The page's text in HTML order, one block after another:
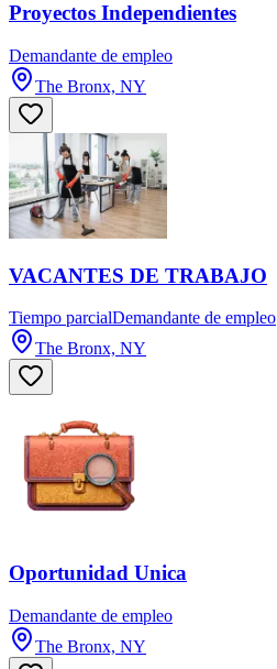
Proyectos Independientes
Demandante de empleo
The Bronx, NY
VACANTES DE TRABAJO
Tiempo parcialDemandante de empleo
The Bronx, NY
Oportunidad Unica
Demandante de empleo
The Bronx, NY